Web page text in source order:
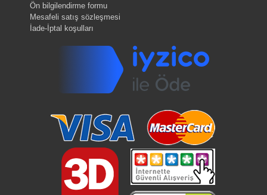
Ön bilgilendirme formu
Mesafeli satış sözleşmesi
İade-İptal koşulları